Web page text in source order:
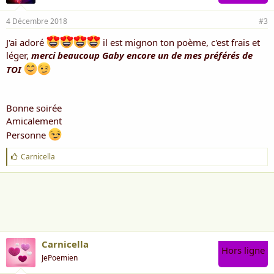
4 Décembre 2018 #3
J'ai adoré
il est mignon ton poème, c'est frais et
léger, merci beaucoup Gaby encore un de mes préférés de
TOI
Bonne soirée
Amicalement
Personne
J
'
a
Carnicella
Carnicella
JePoemien
Hors ligne